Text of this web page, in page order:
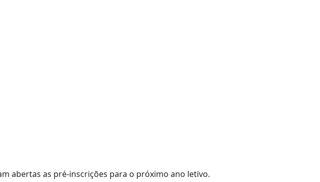
abertas as pré-inscrições para o próximo ano letivo.